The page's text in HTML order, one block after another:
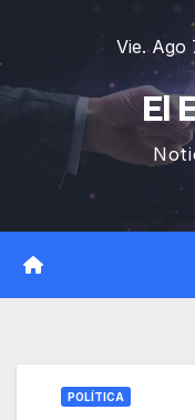
contenido
Vie.
El
POLÍTICA